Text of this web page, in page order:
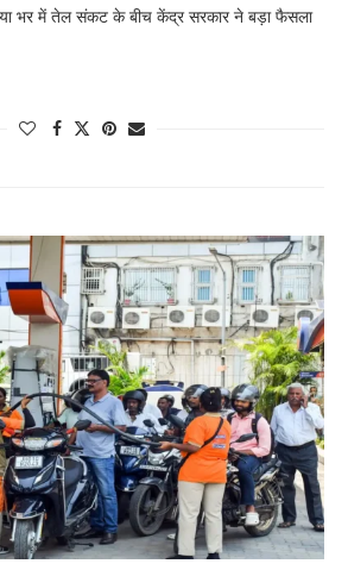
भर में तेल संकट के बीच केंद्र सरकार ने बड़ा फैसला